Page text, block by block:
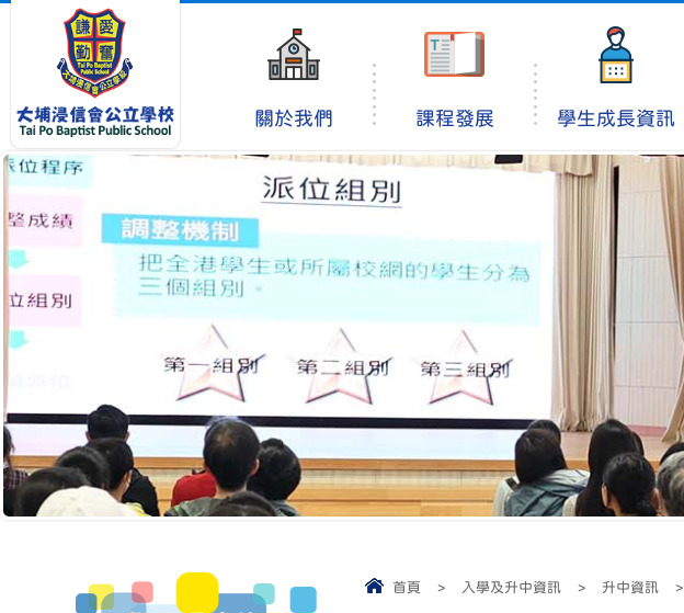
關於我們 課程發展 學生成長資訊
首頁 > 入學及升中資訊 > 升中資訊 >